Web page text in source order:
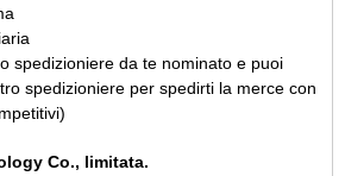
spedizioniere da te nominato e puoi
spedizioniere per spedirti la merce con
Co., limitata.